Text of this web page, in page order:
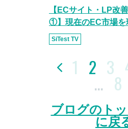
【ECサイト・LP改
①】現在のEC市場を
SiTest TV
 1 2 3
… 8
ブログのト
に戻